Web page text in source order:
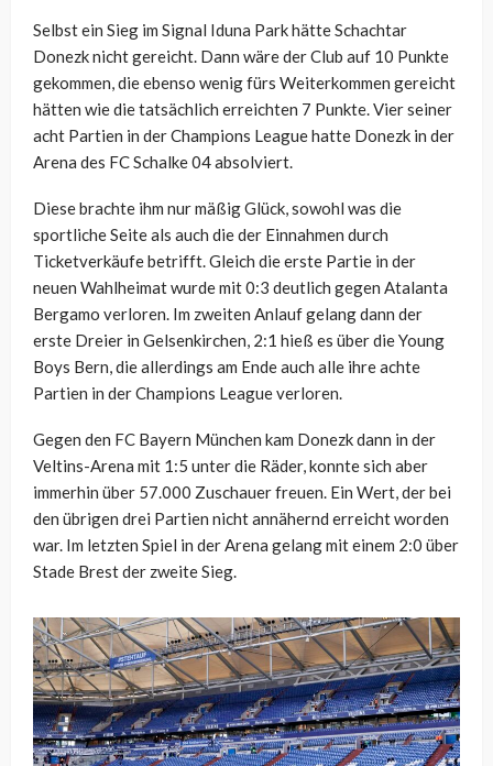
Selbst ein Sieg im Signal Iduna Park hätte Schachtar
Donezk nicht gereicht. Dann wäre der Club auf 10 Punkte
gekommen, die ebenso wenig fürs Weiterkommen gereicht
hätten wie die tatsächlich erreichten 7 Punkte. Vier seiner
acht Partien in der Champions League hatte Donezk in der
Arena des FC Schalke 04 absolviert.
Diese brachte ihm nur mäßig Glück, sowohl was die
sportliche Seite als auch die der Einnahmen durch
Ticketverkäufe betrifft. Gleich die erste Partie in der
neuen Wahlheimat wurde mit 0:3 deutlich gegen Atalanta
Bergamo verloren. Im zweiten Anlauf gelang dann der
erste Dreier in Gelsenkirchen, 2:1 hieß es über die Young
Boys Bern, die allerdings am Ende auch alle ihre achte
Partien in der Champions League verloren.
Gegen den FC Bayern München kam Donezk dann in der
Veltins-Arena mit 1:5 unter die Räder, konnte sich aber
immerhin über 57.000 Zuschauer freuen. Ein Wert, der bei
den übrigen drei Partien nicht annähernd erreicht worden
war. Im letzten Spiel in der Arena gelang mit einem 2:0 über
Stade Brest der zweite Sieg.